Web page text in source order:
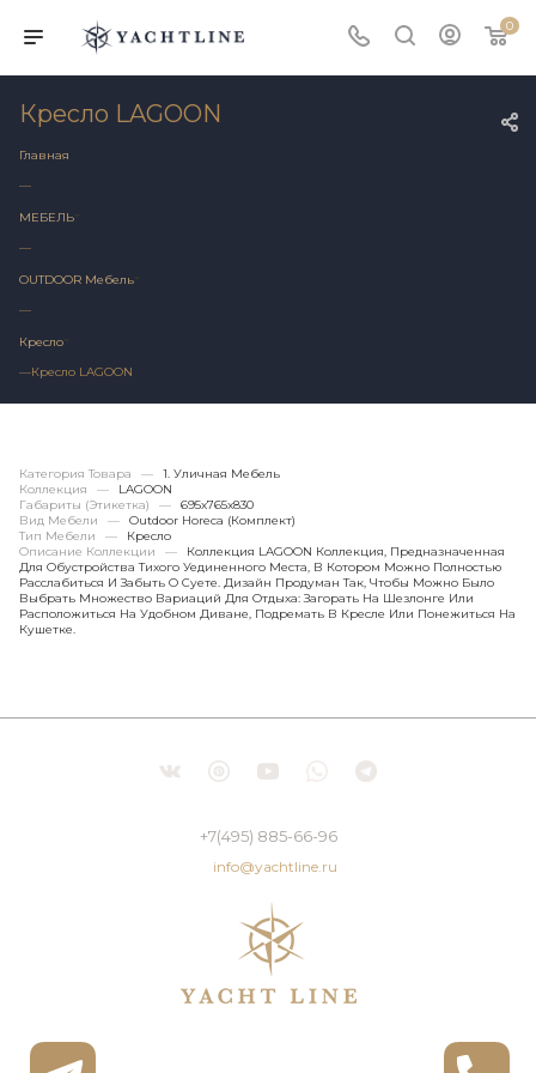
0
Кресло LAGOON
Главная
—
МЕБЕЛЬ
—
OUTDOOR Мебель
—
Кресло
—Кресло LAGOON
Категория Товара —
1. Уличная Мебель
Коллекция
—
LAGOON
Габариты (этикетка)
—
695х765x830
Вид Мебели
—
Outdoor Horeca (Комплект)
Тип Мебели
—
Кресло
Описание Коллекции
—
Коллекция LAGOON Коллекция, Предназначенная
Для Обустройства Тихого Уединенного Места, В Котором Можно Полностью
Расслабиться И Забыть О Суете. Дизайн Продуман Так, Чтобы Можно Было
Выбрать Множество Вариаций Для Отдыха: Загорать На Шезлонге Или
Расположиться На Удобном Диване, Подремать В Кресле Или Понежиться На
Кушетке.
+7(495) 885-66-96
info@yachtline.ru